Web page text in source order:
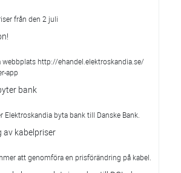
från den 2 juli
webbplats http://ehandel.elektroskandia.se/
app
bank
Elektroskandia byta bank till Danske Bank.
av kabelpriser
att genomföra en prisförändring på kabel.